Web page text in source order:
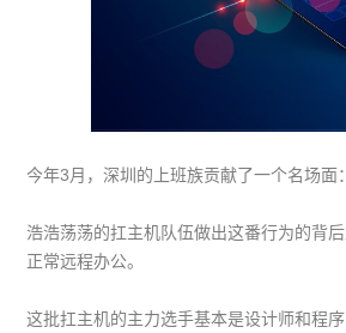
今年3月，深圳的上班族贡献了一个名场面
浩浩荡荡的扛主机队伍做出这番行为的背
正常远程办公。
这批扛主机的主力选手基本是设计师和程